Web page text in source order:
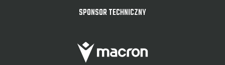
SPONSOR TECHNICZNY